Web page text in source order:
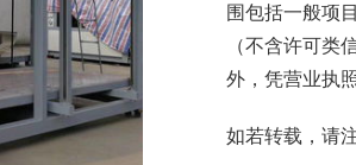
围包括一般项
（不含许可类
外，凭营业执
如若转载，请